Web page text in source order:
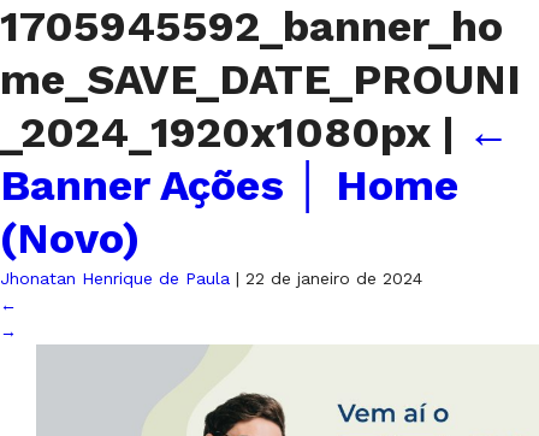
1705945592_banner_ho
me_SAVE_DATE_PROUNI
_2024_1920x1080px | ←
Banner Ações │ Home
(Novo)
Jhonatan Henrique de Paula | 22 de janeiro de 2024
←
→